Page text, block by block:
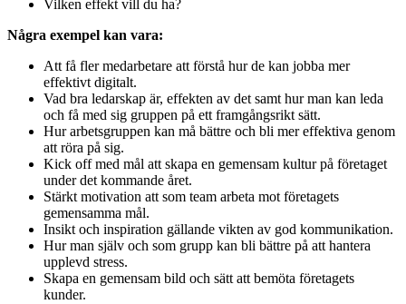
Vilken effekt vill du ha?
Några exempel kan vara:
Att få fler medarbetare att förstå hur de kan jobba mer
effektivt digitalt.
Vad bra ledarskap är, effekten av det samt hur man kan leda
och få med sig gruppen på ett framgångsrikt sätt.
Hur arbetsgruppen kan må bättre och bli mer effektiva genom
att röra på sig.
Kick off med mål att skapa en gemensam kultur på företaget
under det kommande året.
Stärkt motivation att som team arbeta mot företagets
gemensamma mål.
Insikt och inspiration gällande vikten av god kommunikation.
Hur man själv och som grupp kan bli bättre på att hantera
upplevd stress.
Skapa en gemensam bild och sätt att bemöta företagets
kunder.